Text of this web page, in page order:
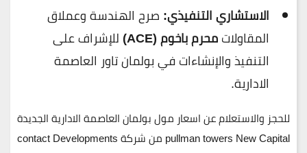
الاستشاري التنفيذي: صرح الهندسة وعملاق
المقاولاتمحرم باخوم (ACE)
للإشراف على
التنفيذ والإنشاءات في بولمان تاور العاصمة
الادارية.
للحجز والاستعلام عن اسعار مول بولمان العاصمة الادارية الجديدة
pullman towers New Capital من شركة contact Developments